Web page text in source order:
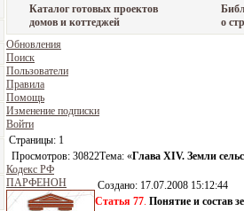
Каталог готовых проектов
домов и коттеджей
о
Обновления
Поиск
Пользователи
Правила
Помощь
Изменение подписки
Войти
Страницы: 1
Просмотров: 30822Тема: «Глава ХIV. Земли
Кодекс РФ
ПАРФЕНОН
Создано: 17.07.2008 15:12:44
Статья 77. Понятие и состав